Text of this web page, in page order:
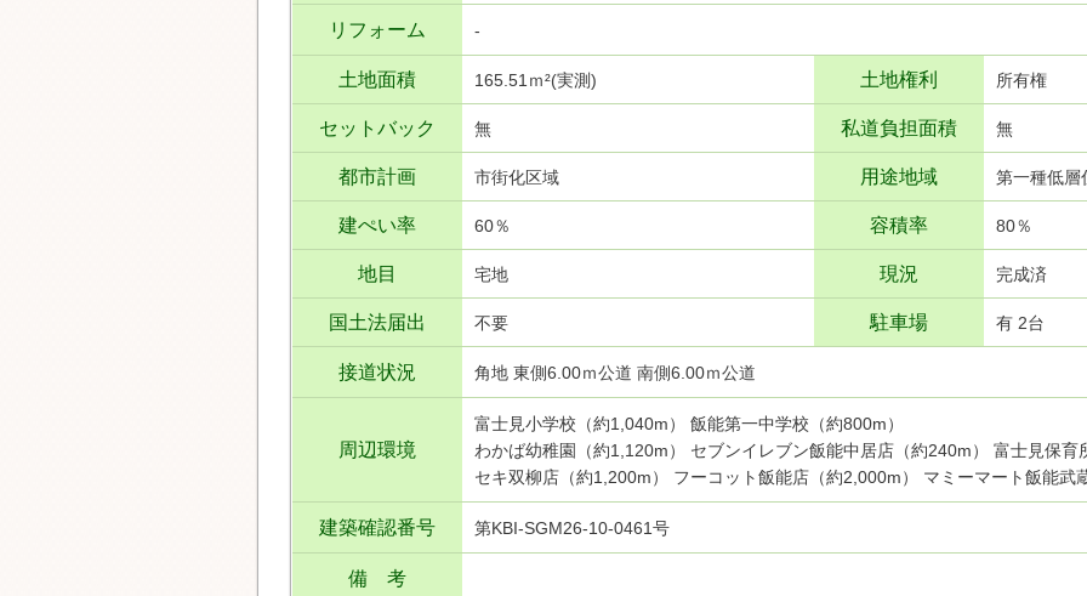
リフォーム -
土地面積 165.51ｍ²(実測) 土地権利 所有権
セットバック 無 私道負担面積 無
都市計画 市街化区域 用途地域 第一種低層
建ぺい率 60％ 容積率 80％
地目 宅地 現況 完成済
国土法届出 不要 駐車場 有 2台
接道状況 角地 東側6.00ｍ公道 南側6.00ｍ公道
周辺環境
富士見小学校（約1,040m） 飯能第一中学校（約800m）
わかば幼稚園（約1,120m） セブンイレブン飯能中居店（約240m） 富士見保
セキ双柳店（約1,200m） フーコット飯能店（約2,000m） マミーマート飯能武
建築確認番号 第KBI-SGM26-10-0461号
備 考